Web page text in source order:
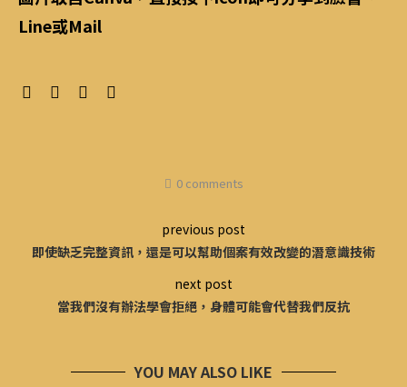
Line或Mail
0 comments
previous post
即使缺乏完整資訊，還是可以幫助個案有效改變的潛意識技術
next post
當我們沒有辦法學會拒絕，身體可能會代替我們反抗
YOU MAY ALSO LIKE